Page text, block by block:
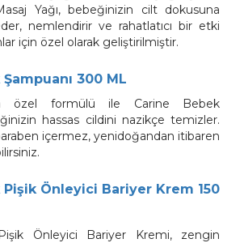
Yağı, bebeğinizin cilt dokusuna
nemlendirir ve rahatlatıcı bir etki
için özel olarak geliştirilmiştir.
300 ML
özel formülü ile Carine Bebek
hassas cildini nazikçe temizler.
içermez, yenidoğandan itibaren
Önleyici Bariyer Krem 150
Önleyici Bariyer Kremi, zengin